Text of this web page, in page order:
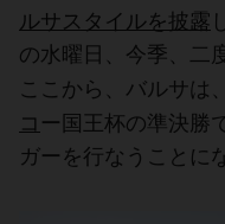
結果
順位表
ルサスタイルを披露
の水曜日、今季、二
ここから、バルサは、
コ ー国王杯の準決勝
ガーを行なうことに